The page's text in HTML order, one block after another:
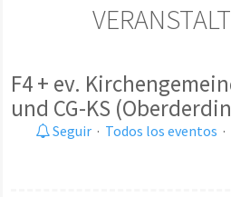
F4 + ev.
und CG-KS
Seguir · Todos los eventos ·